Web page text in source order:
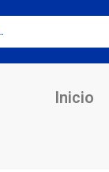
Inicio